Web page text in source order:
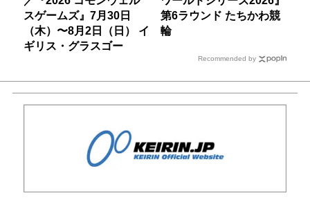
スゲームズ』7月30日
（木）〜8月2日（日） イ
ギリス・グラスゴー
第6ラウンド たちかわ競
輪
Recommended by